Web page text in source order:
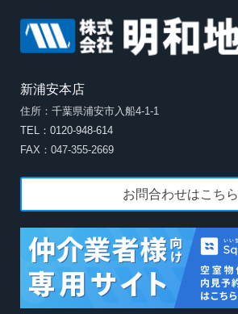
新浦安本店
住所：千葉県浦安市入船4-1-1
TEL：0120-948-614
FAX：047-355-2669
お問合わせはこちら